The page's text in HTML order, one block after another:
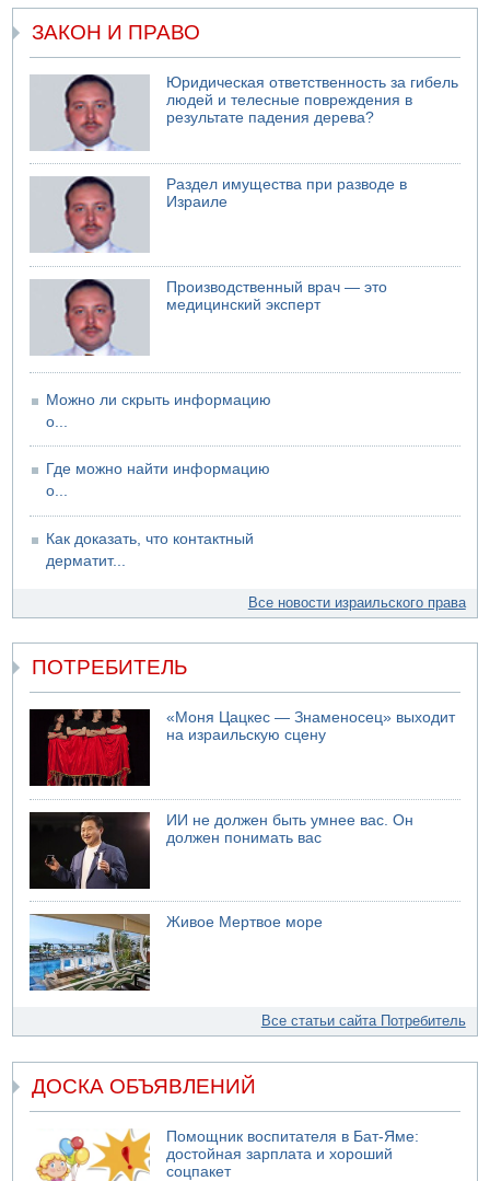
ЗАКОН И ПРАВО
Юридическая ответственность за гибель
людей и телесные повреждения в
результате падения дерева?
Раздел имущества при разводе в
Израиле
Производственный врач — это
медицинский эксперт
Можно ли скрыть информацию
о...
Где можно найти информацию
о...
Как доказать, что контактный
дерматит...
Все новости израильского права
ПОТРЕБИТЕЛЬ
«Моня Цацкес — Знаменосец» выходит
на израильскую сцену
ИИ не должен быть умнее вас. Он
должен понимать вас
Живое Мертвое море
Все статьи сайта Потребитель
ДОСКА ОБЪЯВЛЕНИЙ
Помощник воспитателя в Бат-Яме:
достойная зарплата и хороший
соцпакет